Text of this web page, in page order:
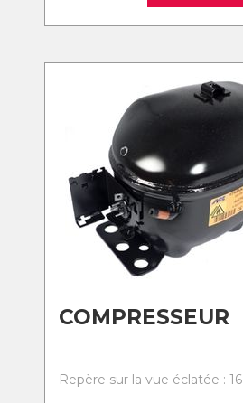
COMPRESSEUR
Repère sur la vue éclatée : 16